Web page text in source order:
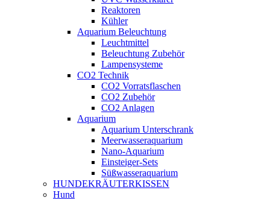
Reaktoren
Kühler
Aquarium Beleuchtung
Leuchtmittel
Beleuchtung Zubehör
Lampensysteme
CO2 Technik
CO2 Vorratsflaschen
CO2 Zubehör
CO2 Anlagen
Aquarium
Aquarium Unterschrank
Meerwasseraquarium
Nano-Aquarium
Einsteiger-Sets
Süßwasseraquarium
HUNDEKRÄUTERKISSEN
Hund